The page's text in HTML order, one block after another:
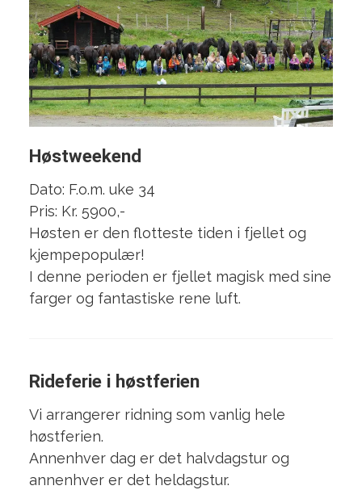
Høstweekend
Dato: F.o.m. uke 34
Pris: Kr. 5900,-
Høsten er den flotteste tiden i fjellet og
kjempepopulær!
I denne perioden er fjellet magisk med sine
farger og fantastiske rene luft.
Rideferie i høstferien
Vi arrangerer ridning som vanlig hele
høstferien.
Annenhver dag er det halvdagstur og
annenhver er det heldagstur.